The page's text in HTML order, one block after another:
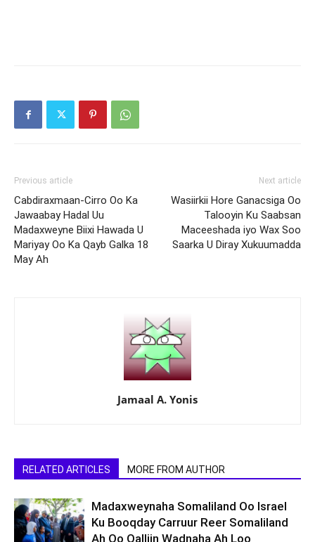
Previous article
Cabdiraxmaan-Cirro Oo Ka
Jawaabay Hadal Uu
Madaxweyne Biixi Hawada U
Mariyay Oo Ka Qayb Galka 18
May Ah
Next article
Wasiirkii Hore Ganacsiga Oo
Talooyin Ku Saabsan
Maceeshada iyo Wax Soo
Saarka U Diray Xukuumadda
Jamaal A. Yonis
RELATED ARTICLES MORE FROM AUTHOR
Madaxweynaha Somaliland Oo Israel
Ku Booqday Carruur Reer Somaliland
Ah Oo Qalliin Wadnaha Ah Loo